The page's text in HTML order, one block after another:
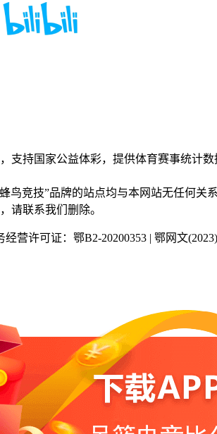
支持国家公益体彩，提供体育赛事统计
鸟竞技”品牌的站点均与本网站无任何关
请联系我们删除。
经营许可证：鄂B2-20200353 | 鄂网文